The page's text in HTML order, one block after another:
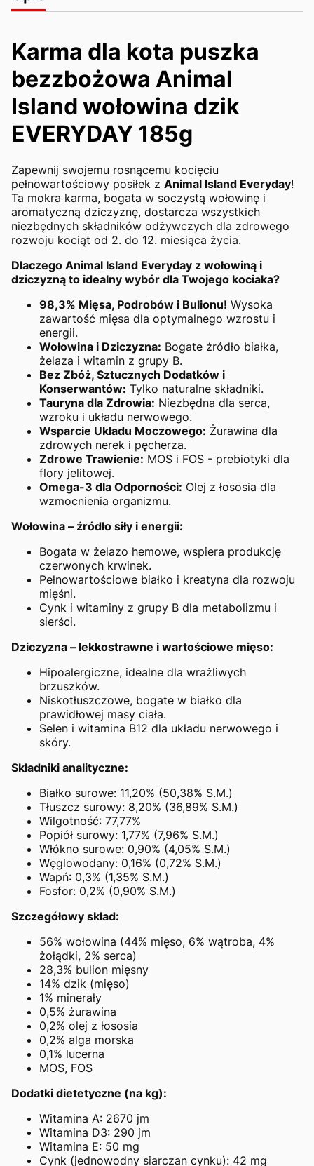
Karma dla kota puszka
bezzbożowa Animal
Island wołowina dzik
EVERYDAY 185g
Zapewnij swojemu rosnącemu kocięciu
pełnowartościowy posiłek z Animal Island Everyday!
Ta mokra karma, bogata w soczystą wołowinę i
aromatyczną dziczyznę, dostarcza wszystkich
niezbędnych składników odżywczych dla zdrowego
rozwoju kociąt od 2. do 12. miesiąca życia.
Dlaczego Animal Island Everyday z wołowiną i
dziczyzną to idealny wybór dla Twojego kociaka?
98,3% Mięsa, Podrobów i Bulionu! Wysoka
zawartość mięsa dla optymalnego wzrostu i
energii.
Wołowina i Dziczyzna: Bogate źródło białka,
żelaza i witamin z grupy B.
Bez Zbóż, Sztucznych Dodatków i
Konserwantów: Tylko naturalne składniki.
Tauryna dla Zdrowia: Niezbędna dla serca,
wzroku i układu nerwowego.
Wsparcie Układu Moczowego: Żurawina dla
zdrowych nerek i pęcherza.
Zdrowe Trawienie: MOS i FOS - prebiotyki dla
flory jelitowej.
Omega-3 dla Odporności: Olej z łososia dla
wzmocnienia organizmu.
Wołowina – źródło siły i energii:
Bogata w żelazo hemowe, wspiera produkcję
czerwonych krwinek.
Pełnowartościowe białko i kreatyna dla rozwoju
mięśni.
Cynk i witaminy z grupy B dla metabolizmu i
sierści.
Dziczyzna – lekkostrawne i wartościowe mięso:
Hipoalergiczne, idealne dla wrażliwych
brzuszków.
Niskotłuszczowe, bogate w białko dla
prawidłowej masy ciała.
Selen i witamina B12 dla układu nerwowego i
skóry.
Składniki analityczne:
Białko surowe: 11,20% (50,38% S.M.)
Tłuszcz surowy: 8,20% (36,89% S.M.)
Wilgotność: 77,77%
Popiół surowy: 1,77% (7,96% S.M.)
Włókno surowe: 0,90% (4,05% S.M.)
Węglowodany: 0,16% (0,72% S.M.)
Wapń: 0,3% (1,35% S.M.)
Fosfor: 0,2% (0,90% S.M.)
Szczegółowy skład:
56% wołowina (44% mięso, 6% wątroba, 4%
żołądki, 2% serca)
28,3% bulion mięsny
14% dzik (mięso)
1% minerały
0,5% żurawina
0,2% olej z łososia
0,2% alga morska
0,1% lucerna
MOS, FOS
Dodatki dietetyczne (na kg):
Witamina A: 2670 jm
Witamina D3: 290 jm
Witamina E: 50 mg
Cynk (jednowodny siarczan cynku): 42 mg